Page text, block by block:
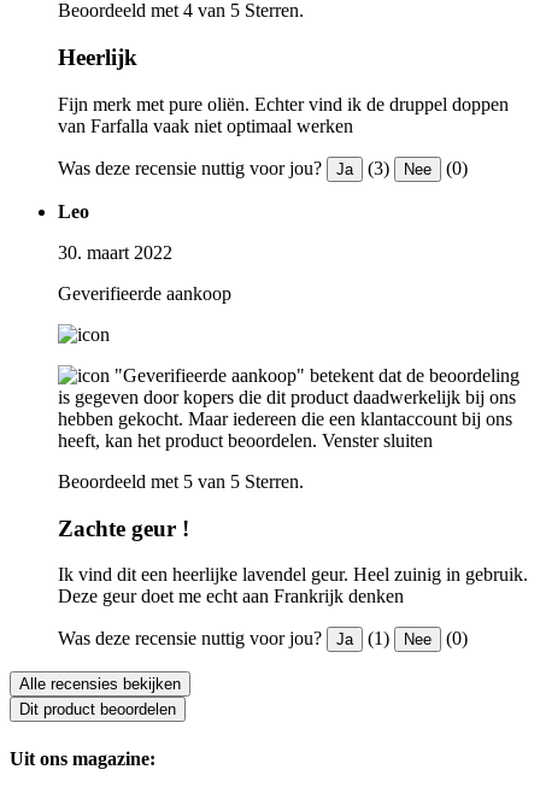
Beoordeeld met 4 van 5 Sterren.
Heerlijk
Fijn merk met pure oliën. Echter vind ik de druppel doppen
van Farfalla vaak niet optimaal werken
Was deze recensie nuttig voor jou? Ja (3) Nee (0)
Leo
30. maart 2022
Geverifieerde aankoop
"Geverifieerde aankoop" betekent dat de beoordeling
is gegeven door kopers die dit product daadwerkelijk bij ons
hebben gekocht. Maar iedereen die een klantaccount bij ons
heeft, kan het product beoordelen. Venster sluiten
Beoordeeld met 5 van 5 Sterren.
Zachte geur !
Ik vind dit een heerlijke lavendel geur. Heel zuinig in gebruik.
Deze geur doet me echt aan Frankrijk denken ️
Was deze recensie nuttig voor jou? Ja (1) Nee (0)
Alle recensies bekijken
Dit product beoordelen
Uit ons magazine: